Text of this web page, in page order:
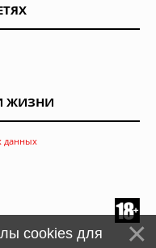
ЖИЗНИ
данных
cookies для